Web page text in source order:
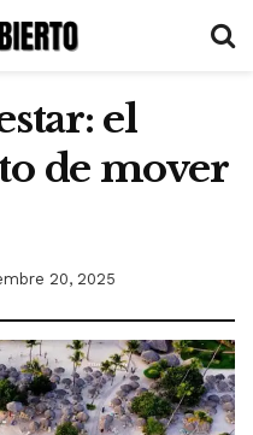
el
de mover
20, 2025